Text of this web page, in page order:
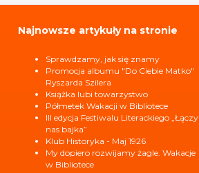
Najnowsze artykuły na stronie
Sprawdzamy, jak się znamy
Promocja albumu "Do Ciebie Matko"
Ryszarda Szilera
Książka lubi towarzystwo
Półmetek Wakacji w Bibliotece
III edycja Festiwalu Literackiego „Łączy
nas bajka”
Klub Historyka - Maj 1926
My dopiero rozwijamy żagle. Wakacje
w Bibliotece